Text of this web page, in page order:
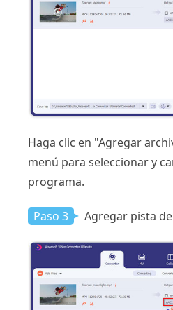
Haga clic en "Agregar
menú para seleccionar y
programa.
Paso 3 Agregar pista